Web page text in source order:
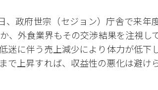
、政府世宗（セジョン）庁舎で来年
、外食業界もその交渉結果を注視し
迷に伴う売上減少により体力が低下
で上昇すれば、収益性の悪化は避け